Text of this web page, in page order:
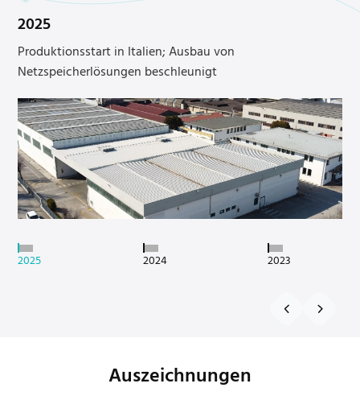
2025
Produktionsstart in Italien; Ausbau von
Netzspeicherlösungen beschleunigt
2025 2024 2023
Auszeichnungen